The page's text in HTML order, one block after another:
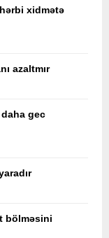
xidmətə
azaltmır
gec
bölməsini